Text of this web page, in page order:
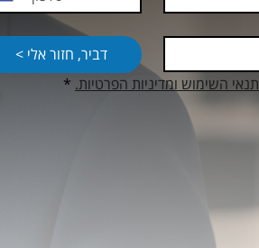
דביר, חזור אלי >
תנאי השימוש ומדיניות הפרטיות. *